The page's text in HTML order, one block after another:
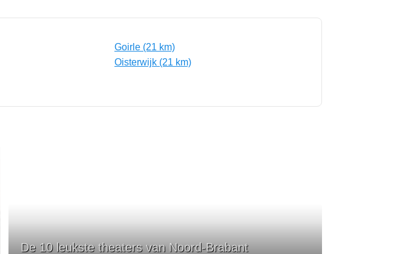
Goirle (21 km)
Oisterwijk (21 km)
De 10 leukste theaters van Noord-Brabant